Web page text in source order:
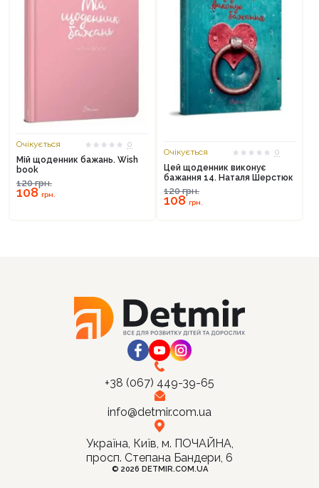
Очікується
0
Мій щоденник бажань. Wish
book
120грн.
108грн.
Очікується
0
Цей щоденник виконує
бажання 14. Наталя Шерстюк
120грн.
108грн.
+38 (067) 449-39-65
info@detmir.com.ua
Україна, Київ, м. ПОЧАЙНА,
просп. Степана Бандери, 6
© 2026 DETMIR.COM.UA
Продовжити покупки
Оформити замовлення